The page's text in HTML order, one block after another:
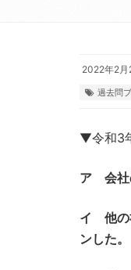
2022年2月
過去問
▼令和3
ア 会社
イ 他の
ンした。